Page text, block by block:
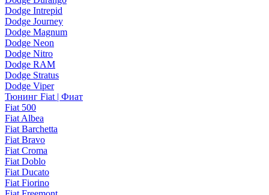
Dodge Intrepid
Dodge Journey
Dodge Magnum
Dodge Neon
Dodge Nitro
Dodge RAM
Dodge Stratus
Dodge Viper
Тюнинг Fiat | Фиат
Fiat 500
Fiat Albea
Fiat Barchetta
Fiat Bravo
Fiat Croma
Fiat Doblo
Fiat Ducato
Fiat Fiorino